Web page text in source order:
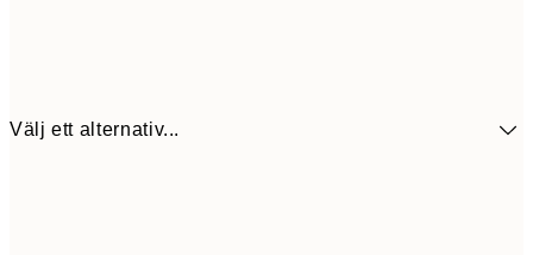
Välj ett alternativ...